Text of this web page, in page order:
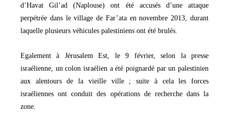
d’Havat Gil’ad (Naplouse) ont été accusés d’une attaque
perpétrée dans le village de Far’ata en novembre 2013, durant
laquelle plusieurs véhicules palestiniens ont été brulés.
Egalement à Jérusalem Est, le 9 février, selon la presse
israélienne, un colon israélien a été poignardé par un palestinien
aux alentours de la vieille ville ; suite à cela les forces
israéliennes ont conduit des opérations de recherche dans la
zone.